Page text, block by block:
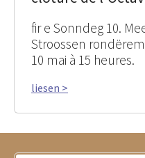
fir e Sonndeg 10.
Stroossen
10 mai à 15 heures.
liesen >